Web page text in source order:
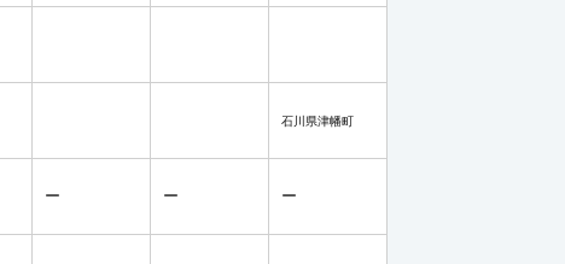
石川県津幡町
ー ー ー